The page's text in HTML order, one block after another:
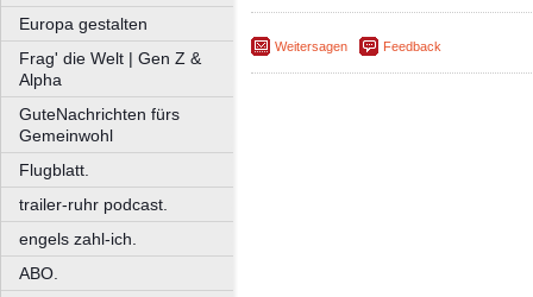
Europa gestalten
Frag' die Welt | Gen Z &
Alpha
GuteNachrichten fürs
Gemeinwohl
Flugblatt.
trailer-ruhr podcast.
engels zahl-ich.
ABO.
Weitersagen Feedback